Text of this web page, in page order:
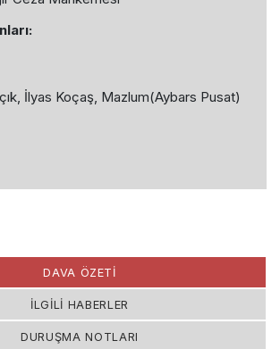
İlyas Koçaş, Mazlum(Aybars Pusat)
DAVA ÖZETİ
İLGİLİ HABERLER
DURUŞMA NOTLARI